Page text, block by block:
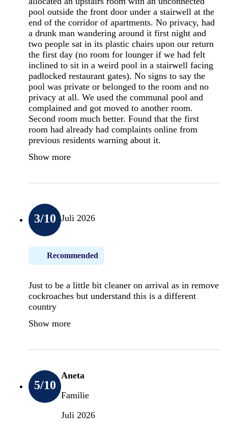
pool outside the front door under a stairwell at the
end of the corridor of apartments. No privacy, had
a drunk man wandering around it first night and
two people sat in its plastic chairs upon our return
the first day (no room for lounger if we had felt
inclined to sit in a weird pool in a stairwell facing
padlocked restaurant gates). No signs to say the
pool was private or belonged to the room and no
privacy at all. We used the communal pool and
complained and got moved to another room.
Second room much better. Found that the first
room had already had complaints online from
previous residents warning about it.
Show more
3/10 Juli 2026
Recommended
Just to be a little bit cleaner on arrival as in remove
cockroaches but understand this is a different
country
Show more
5/10
Aneta
Familie
Juli 2026